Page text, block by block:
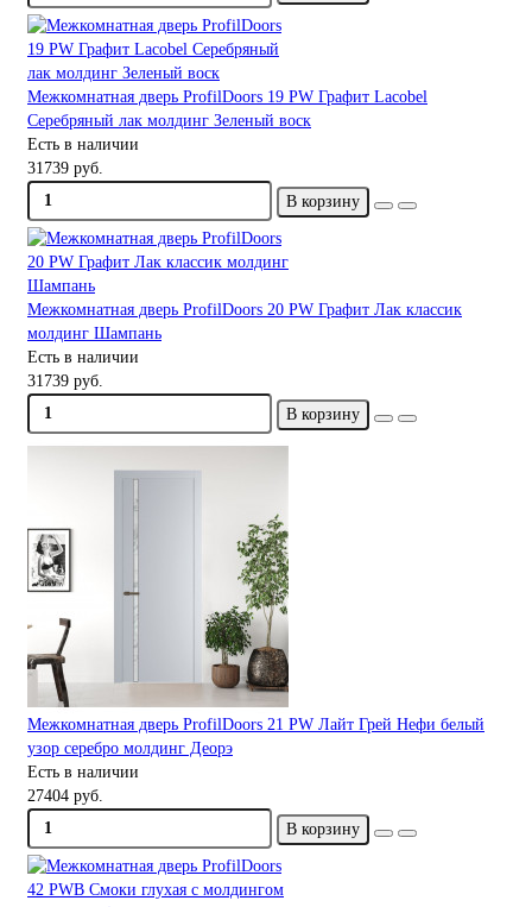
Межкомнатная дверь ProfilDoors 19 PW Графит Lacobel
Серебряный лак молдинг Зеленый воск
Есть в наличии
31739 руб.
В корзину
Межкомнатная дверь ProfilDoors 20 PW Графит Лак классик
молдинг Шампань
Есть в наличии
31739 руб.
В корзину
Межкомнатная дверь ProfilDoors 21 PW Лайт Грей Нефи белый
узор серебро молдинг Деорэ
Есть в наличии
27404 руб.
В корзину